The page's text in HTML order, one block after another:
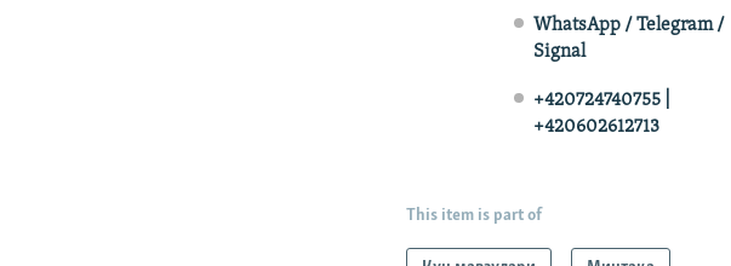
WhatsApp / Telegram /
Signal
+420724740755 |
+420602612713
This item is part of